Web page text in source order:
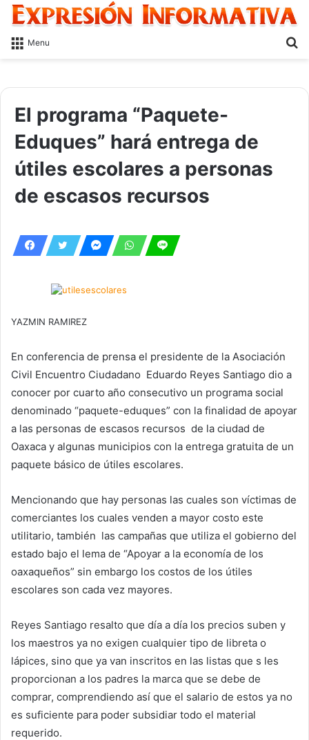
Menu
El programa “Paquete-
Eduques” hará entrega de
útiles escolares a personas
de escasos recursos
YAZMIN RAMIREZ
En conferencia de prensa el presidente de la Asociación
Civil Encuentro Ciudadano Eduardo Reyes Santiago dio a
conocer por cuarto año consecutivo un programa social
denominado “paquete-eduques” con la finalidad de apoyar
a las personas de escasos recursos de la ciudad de
Oaxaca y algunas municipios con la entrega gratuita de un
paquete básico de útiles escolares.
Mencionando que hay personas las cuales son víctimas de
comerciantes los cuales venden a mayor costo este
utilitario, también las campañas que utiliza el gobierno del
estado bajo el lema de “Apoyar a la economía de los
oaxaqueños” sin embargo los costos de los útiles
escolares son cada vez mayores.
Reyes Santiago resalto que día a día los precios suben y
los maestros ya no exigen cualquier tipo de libreta o
lápices, sino que ya van inscritos en las listas que s les
proporcionan a los padres la marca que se debe de
comprar, comprendiendo así que el salario de estos ya no
es suficiente para poder subsidiar todo el material
requerido.